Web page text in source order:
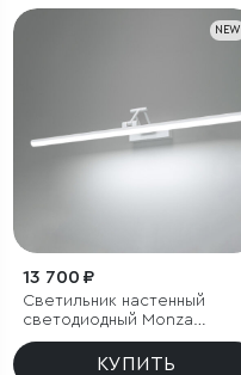
NEW
13 700 ₽
Светильник настенный
светодиодный Monza
белый
КУПИТЬ